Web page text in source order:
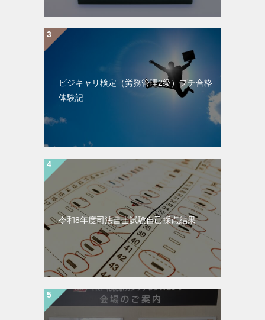
ビジキャリ検定（労務管理2級）プチ合格
体験記
令和8年度司法書士試験自己採点結果